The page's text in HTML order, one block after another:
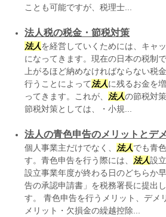
ことも可能ですが、税理士...
法人税の税金・節税対策
法人を経営していくためには、キャ
になってきます。現在の日本の税制で
上がるほど納めなければならない税
行うことによって 法人に残るお金を
ってきます。これが、
法人の節税対
節税対策としては、・小規...
法人の青色申告のメリットとデ
個人事業主だけでなく、 法人でも青
す。青色申告を行う際には、
法人設
設立事業年度が終わる日のどちらか
告の承認申請書」を税務署長に提出
す。 青色申告を行うメリット、デメ
メリット・欠損金の繰越控除...